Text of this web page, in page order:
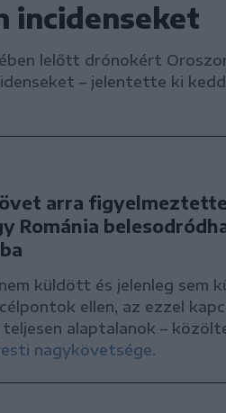
incidenseket
lelőtt drónokért
– jelentette ki
arra figyelmeztette
Románia
küldött és jelenleg sem
ellen, az ezzel
alaptalanok –
nagykövetsége.